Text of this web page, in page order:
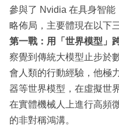
參與了 Nvidia 在具身智
略佈局，主要體現在以下
第一戰：用「世界模型」
察覺到傳統大模型止步於
會人類的行動經驗，他極
器等世界模型，在虛擬世
在實體機械人上進行高頻
的非對稱鴻溝。